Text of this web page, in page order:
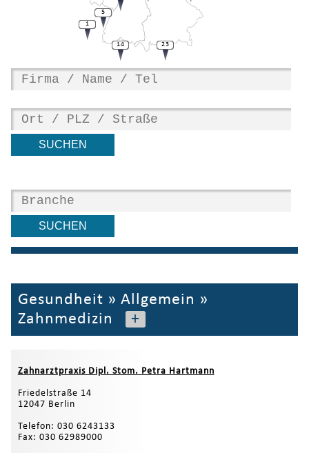
1
5
14 23
Gesundheit » Allgemein »
Zahnmedizin
+
Zahnarztpraxis Dipl. Stom. Petra Hartmann
Friedelstraße 14
12047 Berlin
Telefon: 030 6243133
Fax: 030 62989000